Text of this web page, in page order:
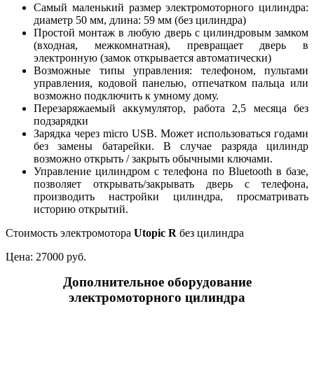
Самый маленький размер электромоторного цилиндра:
диаметр 50 мм, длина: 59 мм (без цилиндра)
Простой монтаж в любую дверь с цилиндровым замком
(входная, межкомнатная), превращает дверь в
электронную (замок открывается автоматически)
Возможные типы управления: телефоном, пультами
управления, кодовой панелью, отпечатком пальца или
возможно подключить к умному дому.
Перезаряжаемый аккумулятор, работа 2,5 месяца без
подзарядки
Зарядка через micro USB. Может использоваться годами
без замены батарейки. В случае разряда цилиндр
возможно открыть / закрыть обычными ключами.
Управление цилиндром с телефона по Bluetooth в базе,
позволяет открывать/закрывать дверь с телефона,
производить настройки цилиндра, просматривать
историю открытий.
Стоимость электромотора Utopic R без цилиндра
Цена: 27000 руб.
Дополнительное оборудование
электромоторного цилиндра